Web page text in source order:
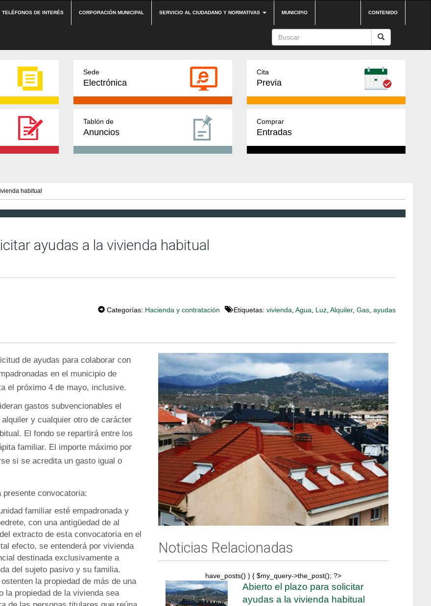
DE INTERÉS CORPORACIÓN MUNICIPAL SERVICIO AL CIUDADANO Y NORMATIVAS MUNICIPIO CONTENIDO
Sede
Electrónica
Cita
Previa
Tablón de
Anuncios
Comprar
Entradas
habitual
ayudas a la vivienda habitual
Categorías: Hacienda y contratación Etiquetas: vivienda Agua Luz Alquiler, Gas ayudas
de ayudas para colaborar con
en el municipio de
el próximo 4 de mayo, inclusive.
gastos subvencionables el
y cualquier otro de carácter
El fondo se repartirá entre los
familiar. El importe máximo por
si se acredita un gasto igual o
convocatoria:
familiar esté empadronada y
con una antigüedad de al
extracto de esta convocatoria en el
efecto, se entenderá por vivienda
destinada exclusivamente a
del sujeto pasivo y su familia.
la propiedad de más de una
la propiedad de la vivienda sea
Noticias Relacionadas
have_posts() ) { $my_query->the_post(); ?>
Abierto el plazo para solicitar
ayudas a la vivienda habitual